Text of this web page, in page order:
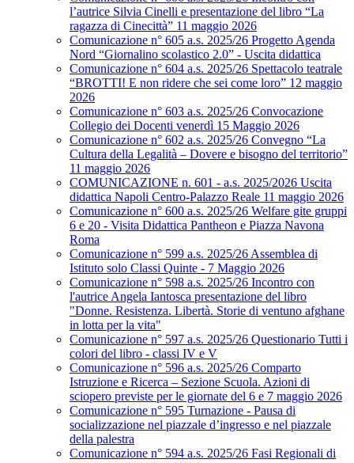
l’autrice Silvia Cinelli e presentazione del libro “La
ragazza di Cinecittà” 11 maggio 2026
Comunicazione n° 605 a.s. 2025/26 Progetto Agenda
Nord “Giornalino scolastico 2.0” - Uscita didattica
Comunicazione n° 604 a.s. 2025/26 Spettacolo teatrale
“BROTTI! E non ridere che sei come loro” 12 maggio
2026
Comunicazione n° 603 a.s. 2025/26 Convocazione
Collegio dei Docenti venerdì 15 Maggio 2026
Comunicazione n° 602 a.s. 2025/26 Convegno “La
Cultura della Legalità – Dovere e bisogno del territorio”
11 maggio 2026
COMUNICAZIONE n. 601 - a.s. 2025/2026 Uscita
didattica Napoli Centro-Palazzo Reale 11 maggio 2026
Comunicazione n° 600 a.s. 2025/26 Welfare gite gruppi
6 e 20 - Visita Didattica Pantheon e Piazza Navona
Roma
Comunicazione n° 599 a.s. 2025/26 Assemblea di
Istituto solo Classi Quinte - 7 Maggio 2026
Comunicazione n° 598 a.s. 2025/26 Incontro con
l'autrice Angela Iantosca presentazione del libro
"Donne. Resistenza. Libertà. Storie di ventuno afghane
in lotta per la vita"
Comunicazione n° 597 a.s. 2025/26 Questionario Tutti i
colori del libro - classi IV e V
Comunicazione n° 596 a.s. 2025/26 Comparto
Istruzione e Ricerca – Sezione Scuola. Azioni di
sciopero previste per le giornate del 6 e 7 maggio 2026
Comunicazione n° 595 Turnazione - Pausa di
socializzazione nel piazzale d’ingresso e nel piazzale
della palestra
Comunicazione n° 594 a.s. 2025/26 Fasi Regionali di